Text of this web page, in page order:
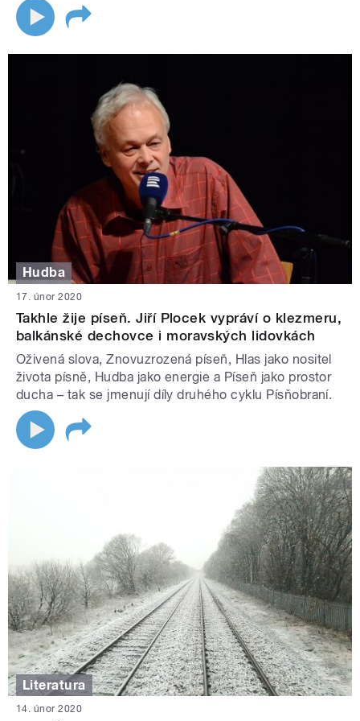
Hudba
17. únor 2020
Takhle žije píseň. Jiří Plocek vypráví o klezmeru,
balkánské dechovce i moravských lidovkách
Oživená slova, Znovuzrozená píseň, Hlas jako nositel
života písně, Hudba jako energie a Píseň jako prostor
ducha – tak se jmenují díly druhého cyklu Písňobraní.
Literatura
14. únor 2020